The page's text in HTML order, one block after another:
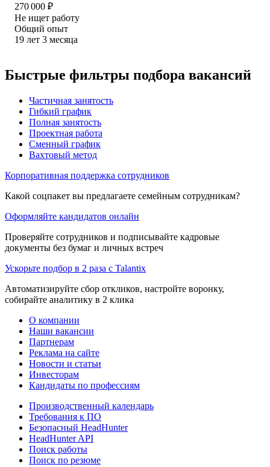
270 000 ₽
Не ищет работу
Общий опыт
19 лет 3 месяца
Быстрые фильтры подбора вакансий
Частичная занятость
Гибкий график
Полная занятость
Проектная работа
Сменный график
Вахтовый метод
Корпоративная поддержка сотрудников
Какой соцпакет вы предлагаете семейным сотрудникам?
Оформляйте кандидатов онлайн
Проверяйте сотрудников и подписывайте кадровые
документы без бумаг и личных встреч
Ускорьте подбор в 2 раза с Talantix
Автоматизируйте сбор откликов, настройте воронку,
собирайте аналитику в 2 клика
О компании
Наши вакансии
Партнерам
Реклама на сайте
Новости и статьи
Инвесторам
Кандидаты по профессиям
Производственный календарь
Требования к ПО
Безопасный HeadHunter
HeadHunter API
Поиск работы
Поиск по резюме